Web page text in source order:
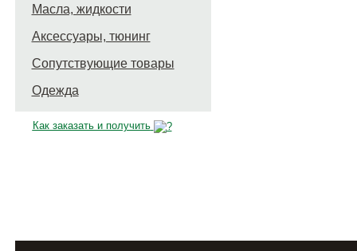
Масла, жидкости
Аксессуары, тюнинг
Сопутствующие товары
Одежда
Как заказать и получить